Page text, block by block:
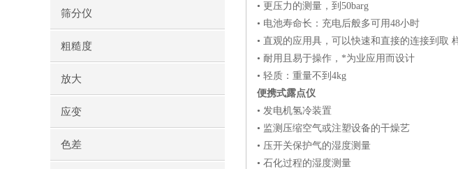
筛分仪
粗糙度
放大
应变
色差
• 更压力的测量，到50barg
• 电池寿命长：充电后般多可用48小时
• 直观的应用具，可以快速和直接的连接到取
• 耐用且易于操作，*为业应用而设计
• 轻质：重量不到4kg
便携式露点仪
• 发电机氢冷装置
• 监测压缩空气或注塑设备的干燥艺
• 压开关保护气的湿度测量
• 石化过程的湿度测量